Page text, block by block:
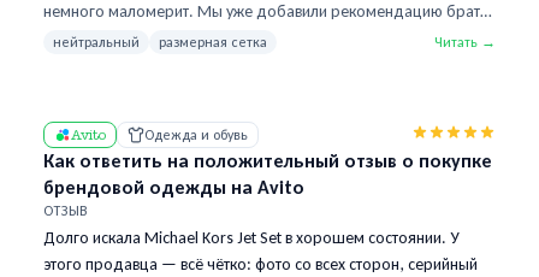
немного маломерит. Мы уже добавили рекомендацию брать
на размер больше в описании товара, чтобы другие
вопросы при следующей покупке — пишите в чат, поможем с
выбором размера.
нейтральный размерная сетка Читать →
Avito Одежда и обувь
Как ответить на положительный отзыв о покупке
брендовой одежды на Avito
ОТЗЫВ
Долго искала Michael Kors Jet Set в хорошем состоянии. У
этого продавца — всё чётко: фото со всех сторон, серийный